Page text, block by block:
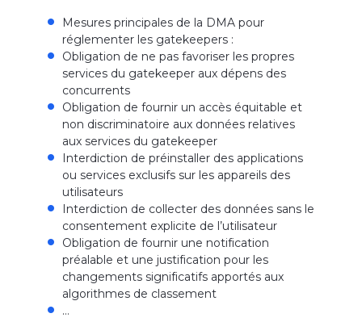
Mesures principales de la DMA pour
réglementer les gatekeepers :
Obligation de ne pas favoriser les propres
services du gatekeeper aux dépens des
concurrents
Obligation de fournir un accès équitable et
non discriminatoire aux données relatives
aux services du gatekeeper
Interdiction de préinstaller des applications
ou services exclusifs sur les appareils des
utilisateurs
Interdiction de collecter des données sans le
consentement explicite de l’utilisateur
Obligation de fournir une notification
préalable et une justification pour les
changements significatifs apportés aux
algorithmes de classement
…